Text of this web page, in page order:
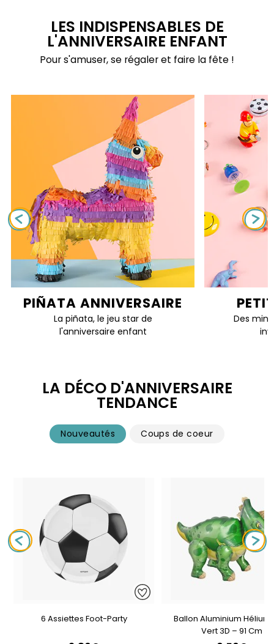
LES INDISPENSABLES DE
L'ANNIVERSAIRE ENFANT
Pour s'amuser, se régaler et faire la fête !
PIÑATA ANNIVERSAIRE
La piñata, le jeu star de
l'anniversaire enfant
Des mini
LA DÉCO D'ANNIVERSAIRE
TENDANCE
Nouveautés Coups de coeur
6 Assiettes Foot-Party
Ballon Aluminium Hélium
Vert 3D – 91 Cm